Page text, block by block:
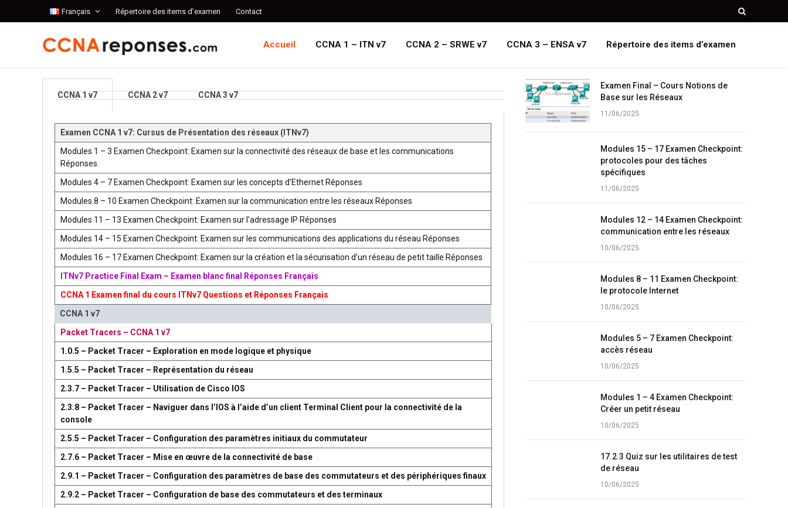
Français Répertoire des items d’examen Contact
Accueil CCNA 1 – ITN v7 CCNA 2 – SRWE v7 CCNA 3 – ENSA v7 Répertoire des items d’examen
CCNA 1 v7 CCNA 2 v7 CCNA 3 v7
Examen CCNA 1 v7: Cursus de Présentation des réseaux (ITNv7)
Modules 1 – 3 Examen Checkpoint: Examen sur la connectivité des réseaux de base et les communications
Réponses
Modules 4 – 7 Examen Checkpoint: Examen sur les concepts d’Ethernet Réponses
Modules 8 – 10 Examen Checkpoint: Examen sur la communication entre les réseaux Réponses
Modules 11 – 13 Examen Checkpoint: Examen sur l’adressage IP Réponses
Modules 14 – 15 Examen Checkpoint: Examen sur les communications des applications du réseau Réponses
Modules 16 – 17 Examen Checkpoint: Examen sur la création et la sécurisation d’un réseau de petit taille Réponses
ITNv7 Practice Final Exam – Examen blanc final Réponses Français
CCNA 1 Examen final du cours ITNv7 Questions et Réponses Français
CCNA 1 v7
Packet Tracers – CCNA 1 v7
1.0.5 – Packet Tracer – Exploration en mode logique et physique
1.5.5 – Packet Tracer – Représentation du réseau
2.3.7 – Packet Tracer – Utilisation de Cisco IOS
2.3.8 – Packet Tracer – Naviguer dans l’IOS à l’aide d’un client Terminal Client pour la connectivité de la
console
2.5.5 – Packet Tracer – Configuration des paramètres initiaux du commutateur
2.7.6 – Packet Tracer – Mise en œuvre de la connectivité de base
2.9.1 – Packet Tracer – Configuration des paramètres de base des commutateurs et des périphériques finaux
2.9.2 – Packet Tracer – Configuration de base des commutateurs et des terminaux
Examen Final – Cours Notions de
Base sur les Réseaux
11/06/2025
Modules 15 – 17 Examen Checkpoint:
protocoles pour des tâches
spécifiques
11/06/2025
Modules 12 – 14 Examen Checkpoint:
communication entre les réseaux
10/06/2025
Modules 8 – 11 Examen Checkpoint:
le protocole Internet
10/06/2025
Modules 5 – 7 Examen Checkpoint:
accès réseau
10/06/2025
Modules 1 – 4 Examen Checkpoint:
Créer un petit réseau
10/06/2025
17.2.3 Quiz sur les utilitaires de test
de réseau
10/06/2025